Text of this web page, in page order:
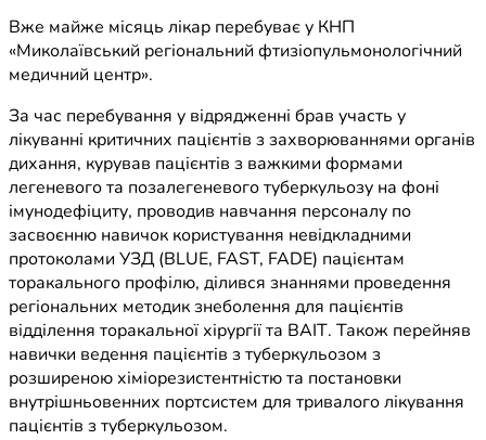
Вже майже місяць лікар перебуває у КНП
«Миколаївський регіональний фтизіопульмонологічний
медичний центр».
За час перебування у відрядженні брав участь у
лікуванні критичних пацієнтів з захворюваннями органів
дихання, курував пацієнтів з важкими формами
легеневого та позалегеневого туберкульозу на фоні
імунодефіциту, проводив навчання персоналу по
засвоєнню навичок користування невідкладними
протоколами УЗД (BLUE, FAST, FADE) пацієнтам
торакального профілю, ділився знаннями проведення
регіональних методик знеболення для пацієнтів
відділення торакальної хірургії та ВАІТ. Також перейняв
навички ведення пацієнтів з туберкульозом з
розширеною хіміорезистентністю та постановки
внутрішньовенних портсистем для тривалого лікування
пацієнтів з туберкульозом.